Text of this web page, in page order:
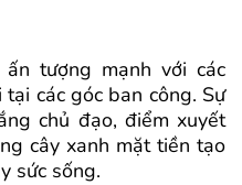
tượng mạnh với các
các góc ban công. Sự
chủ đạo, điểm xuyết
cây xanh mặt tiền tạo
sức sống.